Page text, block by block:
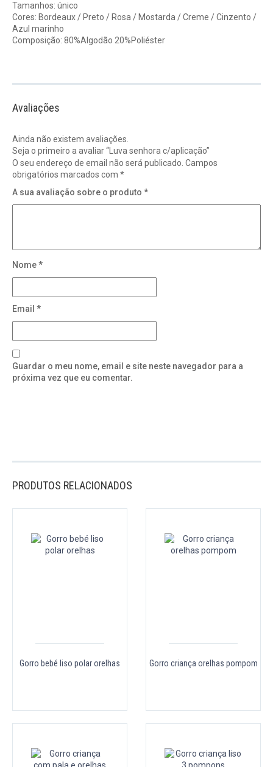
Tamanhos: único
Cores: Bordeaux / Preto / Rosa / Mostarda / Creme / Cinzento /
Azul marinho
Composição: 80%Algodão 20%Poliéster
Avaliações
Ainda não existem avaliações.
Seja o primeiro a avaliar “Luva senhora c/aplicação”
O seu endereço de email não será publicado. Campos
obrigatórios marcados com *
A sua avaliação sobre o produto *
Nome*
Email *
Guardar o meu nome, email e site neste navegador para a
próxima vez que eu comentar.
PRODUTOS RELACIONADOS
Gorro bebé liso polar orelhas Gorro criança orelhas pompom